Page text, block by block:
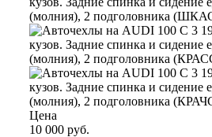
Цена
10 000 руб.